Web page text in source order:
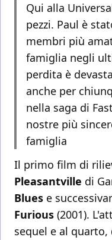
Qui alla
pezzi. Paul è
membri più
famiglia negli
perdita è
anche per
nella saga di
nostre più
famiglia
Il primo film di
Pleasantville di
Blues e
Furious (2001).
sequel e al